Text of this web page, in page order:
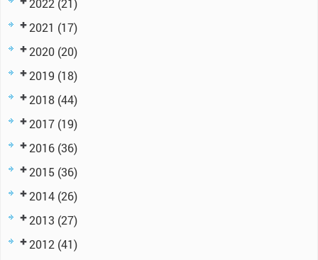
2022 (21)
2021 (17)
2020 (20)
2019 (18)
2018 (44)
2017 (19)
2016 (36)
2015 (36)
2014 (26)
2013 (27)
2012 (41)